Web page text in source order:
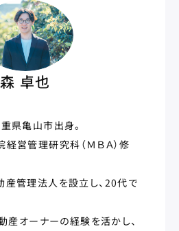
森 卓也
県亀山市出身。
営管理研究科（ＭＢＡ）修
管理法人を設立し、20代で
産オーナーの経験を活かし、